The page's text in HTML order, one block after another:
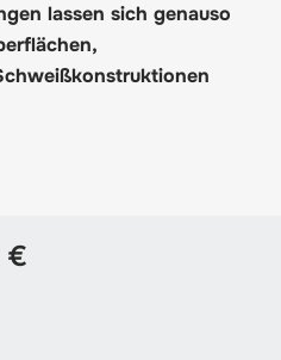
lassen sich genauso
€